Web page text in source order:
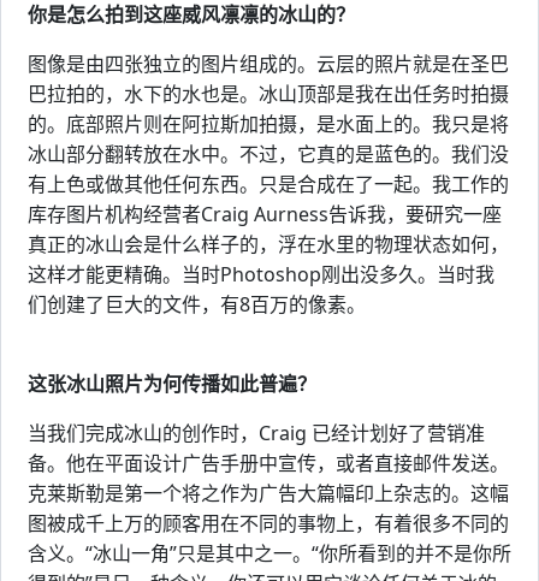
你是怎么拍到这座威风凛凛的冰山的？
图像是由四张独立的图片组成的。云层的照片就是在圣巴
巴拉拍的，水下的水也是。冰山顶部是我在出任务时拍摄
的。底部照片则在阿拉斯加拍摄，是水面上的。我只是将
冰山部分翻转放在水中。不过，它真的是蓝色的。我们没
有上色或做其他任何东西。只是合成在了一起。我工作的
库存图片机构经营者Craig Aurness告诉我，要研究一座
真正的冰山会是什么样子的，浮在水里的物理状态如何，
这样才能更精确。当时Photoshop刚出没多久。当时我
们创建了巨大的文件，有8百万的像素。
这张冰山照片为何传播如此普遍？
当我们完成冰山的创作时，Craig 已经计划好了营销准
备。他在平面设计广告手册中宣传，或者直接邮件发送。
克莱斯勒是第一个将之作为广告大篇幅印上杂志的。这幅
图被成千上万的顾客用在不同的事物上，有着很多不同的
含义。“冰山一角”只是其中之一。“你所看到的并不是你所